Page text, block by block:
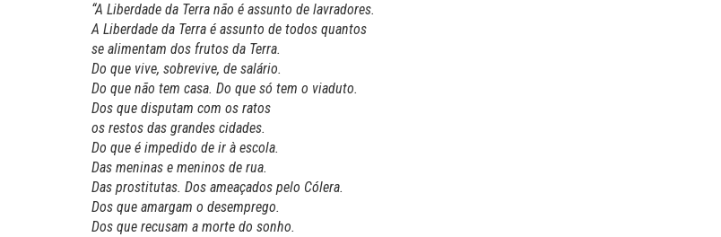
“A Liberdade da Terra não é assunto de lavradores.
A Liberdade da Terra é assunto de todos quantos
se alimentam dos frutos da Terra.
Do que vive, sobrevive, de salário.
Do que não tem casa. Do que só tem o viaduto.
Dos que disputam com os ratos
os restos das grandes cidades.
Do que é impedido de ir à escola.
Das meninas e meninos de rua.
Das prostitutas. Dos ameaçados pelo Cólera.
Dos que amargam o desemprego.
Dos que recusam a morte do sonho.